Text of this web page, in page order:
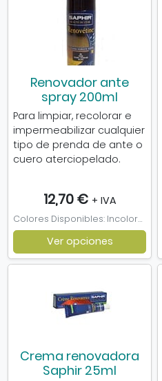
Renovador ante
spray 200ml
Para limpiar, recolorar e
impermeabilizar cualquier
tipo de prenda de ante o
cuero aterciopelado.
12,70 € + IVA
Colores Disponibles: Incoloro, Marrón claro, Naranja, Negro, Rojo
Ver opciones
Crema renovadora
Saphir 25ml